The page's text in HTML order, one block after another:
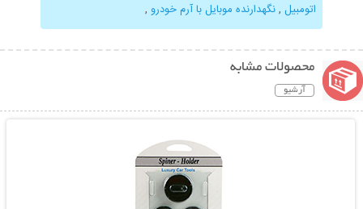
اتومبیل ,نگهدارنده موبایل با آرم خودرو ,
محصولات مشابه
آرشیو